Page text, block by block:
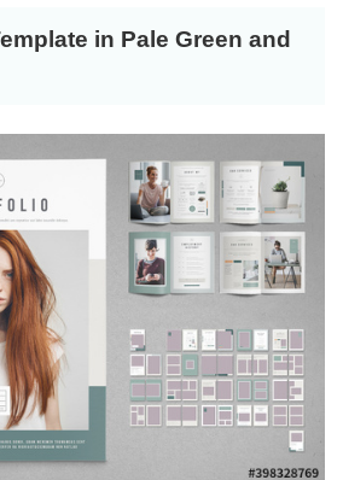
in Pale Green and